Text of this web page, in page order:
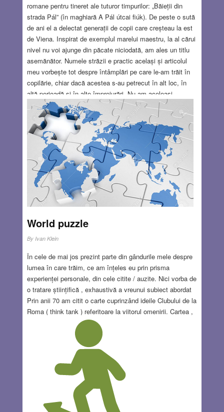
romane pentru tineret ale tuturor timpurilor: „Băieții din
strada Pál” (în maghiară A Pál útcai fiúk). De peste o sută
de ani el a delectat generații de copii care creșteau la est
de Viena. Inspirat de exemplul marelui maestru, la al cărui
nivel nu voi ajunge din păcate niciodată, am ales un titlu
asemănător. Numele străzii e practic același și articolul
meu vorbește tot despre întâmplări pe care le-am trăit în
copilărie, chiar dacă acestea s-au petrecut în alt loc, în
altă perioadă și în alte împrejurări. Nu am aceleași
pretenții literare, dar strada Pavel a existat cu adevărat, la
fel și copiii de care mă leagă amintiri, unele vesele, altele
mai puțin. Trebuie să fi fost prin 1965 când am părăsit în
sfârșit locuința din fabrica Cotex, Oradea și ne-am mutat
în primul nostru apartament normal, în strada Pavel (pe
atunci Severinului) Nr. 29.
Read more…
AUG 23, 2018 11 COMMENTS
World puzzle
By Ivan Klein
În cele de mai jos prezint parte din gândurile mele despre
lumea în care trăim, ce am înțeles eu prin prisma
experienței personale, din cele citite / auzite. Nici vorba de
o tratare științifică , exhaustivă a vreunui subiect abordat
Prin anii 70 am citit o carte cuprinzând ideile Clubului de la
Roma ( think tank ) referitoare la viitorul omenirii. Cartea ,
intitulată „Limitele creșterii” , avea un motto sumbru
Pământul are cancer, iar acest cancer este omul , iar
conținutul prezenta previziuni pesimiste pentru următorii
100 de ani. Prognozele sumbre, însoțite de cifre, se
refereau la creșterea nelimitată a populației mondiale vs.
resursele limitate ale globului .
Read more…
AUG 23, 2018